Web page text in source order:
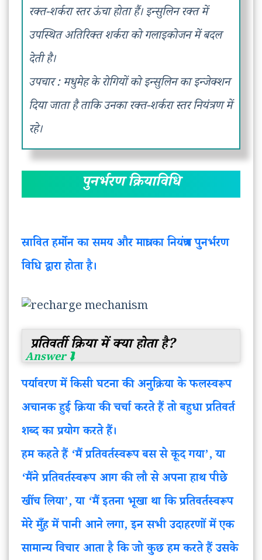
रक्त-शर्करा स्तर ऊंचा होता हैं। इन्सुलिन रक्त में
उपस्थित अतिरिक्त शर्करा को गलाइकोजन में बदल
देती है।
उपचार : मधुमेह के रोगियों को इन्सुलिन का इन्जेक्शन
दिया जाता है ताकि उनका रक्त-शर्करा स्तर नियंत्रण में
रहे।
पुनर्भरण क्रियाविधि
स्रावित हर्मोन का समय और मात्रा का नियंत्रण पुनर्भरण
विधि द्वारा होता है।
प्रतिवर्ती क्रिया में क्या होता है?
पर्यावरण में किसी घटना की अनुक्रिया के फलस्वरूप
अचानक हुई क्रिया की चर्चा करते हैं तो बहुधा प्रतिवर्त
शब्द का प्रयोग करते हैं।
हम कहते हैं ‘मैं प्रतिवर्तस्वरूप बस से कूद गया’, या
‘मैंने प्रतिवर्तस्वरूप आग की लौ से अपना हाथ पीछे
खींच लिया’, या ‘मैं इतना भूखा था कि प्रतिवर्तस्वरूप
मेरे मुँह में पानी आने लगा, इन सभी उदाहरणों में एक
सामान्य विचार आता है कि जो कुछ हम करते हैं उसके